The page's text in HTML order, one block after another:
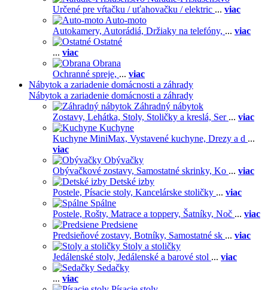
Určené pre vŕtačku / uťahovačku / elektric ... viac
Auto-moto
Autokamery, Autorádiá, Držiaky na telefóny, ... viac
Ostatné
... viac
Obrana
Ochranné spreje, ... viac
Nábytok a zariadenie domácnosti a záhrady
Nábytok a zariadenie domácnosti a záhrady
Záhradný nábytok
Zostavy, Lehátka, Stoly, Stoličky a kreslá, Ser ... viac
Kuchyne
Kuchyne MiniMax, Vystavené kuchyne, Drezy a d ...
viac
Obývačky
Obývačkové zostavy, Samostatné skrinky, Ko ... viac
Detské izby
Postele, Písacie stoly, Kancelárske stoličky ... viac
Spálne
Postele, Rošty, Matrace a toppery, Šatníky, Noč ... viac
Predsiene
Predsieňové zostavy, Botníky, Samostatné sk ... viac
Stoly a stoličky
Jedálenské stoly, Jedálenské a barové stol ... viac
Sedačky
... viac